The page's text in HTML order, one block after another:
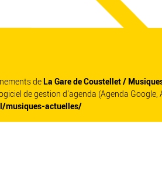
de La Gare de Coustellet /
de gestion d'agenda (Agenda Google,
musiques-actuelles/